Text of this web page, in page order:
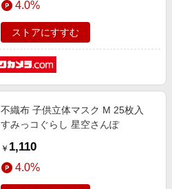
4.0%
ストアにすすむ
不織布 子供立体マスク M 25枚入
すみっコぐらし 星空さんぽ
￥ 1,110
4.0%